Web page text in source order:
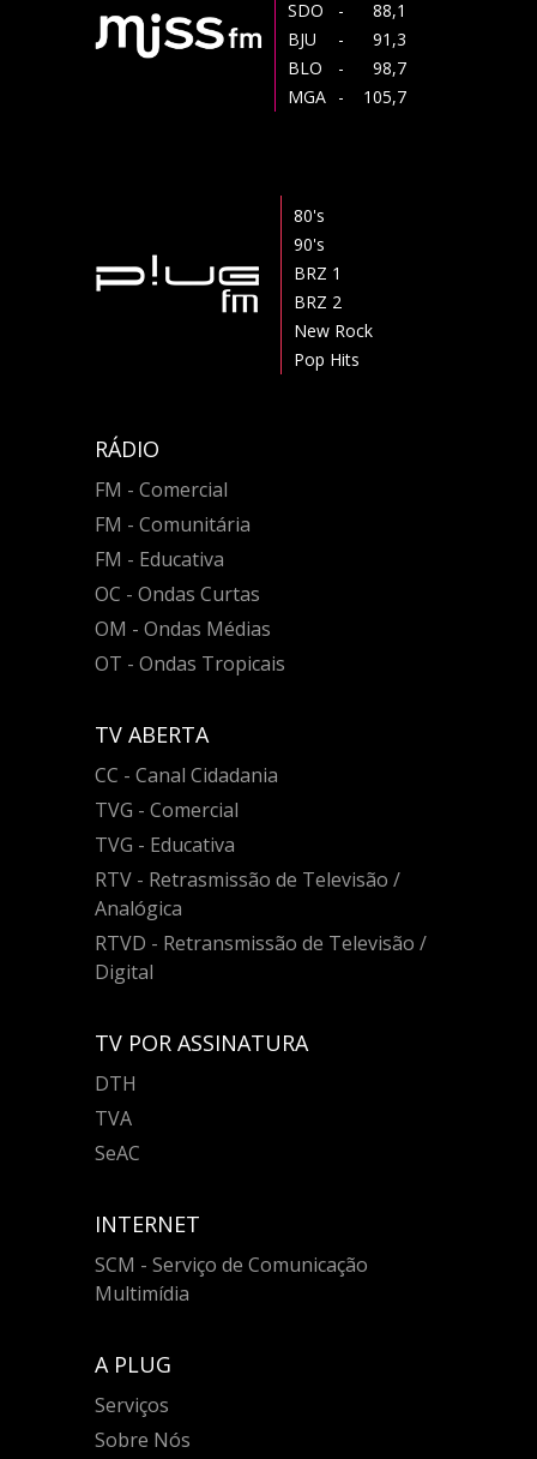
SDO
- 88,1
BJU
- 91,3
BLO
- 98,7
MGA - 105,7
80's
90's
BRZ 1
BRZ 2
New Rock
Pop Hits
RÁDIO
FM - Comercial
FM - Comunitária
FM - Educativa
OC - Ondas Curtas
OM - Ondas Médias
OT - Ondas Tropicais
TV ABERTA
CC - Canal Cidadania
TVG - Comercial
TVG - Educativa
RTV - Retrasmissão de Televisão /
Analógica
RTVD - Retransmissão de Televisão /
Digital
TV POR ASSINATURA
DTH
TVA
SeAC
INTERNET
SCM - Serviço de Comunicação
Multimídia
A PLUG
Serviços
Sobre Nós